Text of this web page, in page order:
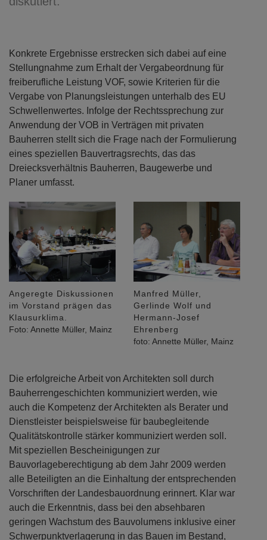
Konkrete Ergebnisse erstrecken sich dabei auf eine
Stellungnahme zum Erhalt der Vergabeordnung für
freiberufliche Leistung VOF, sowie Kriterien für die
Vergabe von Planungsleistungen unterhalb des EU
Schwellenwertes. Infolge der Rechtssprechung zur
Anwendung der VOB in Verträgen mit privaten
Bauherren stellt sich die Frage nach der Formulierung
eines speziellen Bauvertragsrechts, das das
Dreiecksverhältnis Bauherren, Baugewerbe und
Planer umfasst.
Angeregte Diskussionen
im Vorstand prägen das
Klausurklima.
Foto: Annette Müller, Mainz
Manfred Müller,
Gerlinde Wolf und
Hermann-Josef
Ehrenberg
foto: Annette Müller, Mainz
Die erfolgreiche Arbeit von Architekten soll durch
Bauherrengeschichten kommuniziert werden, wie
auch die Kompetenz der Architekten als Berater und
Dienstleister beispielsweise für baubegleitende
Qualitätskontrolle stärker kommuniziert werden soll.
Mit speziellen Bescheinigungen zur
Bauvorlageberechtigung ab dem Jahr 2009 werden
alle Beteiligten an die Einhaltung der entsprechenden
Vorschriften der Landesbauordnung erinnert. Klar war
auch die Erkenntnis, dass bei den absehbaren
geringen Wachstum des Bauvolumens inklusive einer
Schwerpunktverlagerung in das Bauen im Bestand,